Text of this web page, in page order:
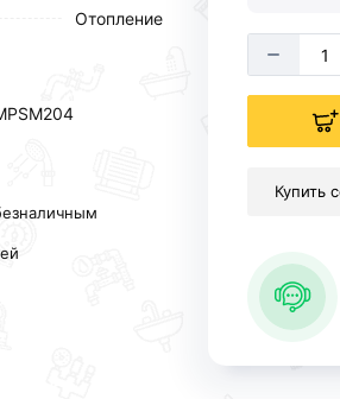
Отопление
Купить